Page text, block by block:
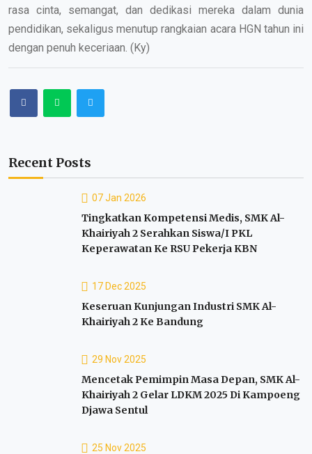
rasa cinta, semangat, dan dedikasi mereka dalam dunia
pendidikan, sekaligus menutup rangkaian acara HGN tahun ini
dengan penuh keceriaan. (Ky)
Recent Posts
07 Jan 2026
Tingkatkan Kompetensi Medis, SMK Al-
Khairiyah 2 Serahkan Siswa/I PKL
Keperawatan Ke RSU Pekerja KBN
17 Dec 2025
Keseruan Kunjungan Industri SMK Al-
Khairiyah 2 Ke Bandung
29 Nov 2025
Mencetak Pemimpin Masa Depan, SMK Al-
Khairiyah 2 Gelar LDKM 2025 Di Kampoeng
Djawa Sentul
25 Nov 2025